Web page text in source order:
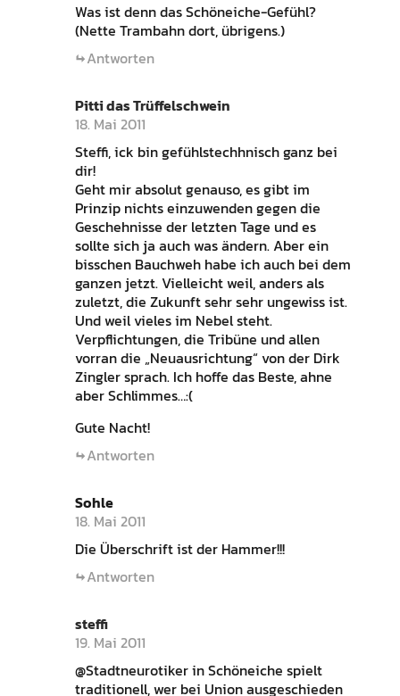
Was ist denn das Schöneiche-Gefühl?
(Nette Trambahn dort, übrigens.)
Antworten
Pitti das Trüffelschwein
18. Mai 2011
Steffi, ick bin gefühlstechhnisch ganz bei
dir!
Geht mir absolut genauso, es gibt im
Prinzip nichts einzuwenden gegen die
Geschehnisse der letzten Tage und es
sollte sich ja auch was ändern. Aber ein
bisschen Bauchweh habe ich auch bei dem
ganzen jetzt. Vielleicht weil, anders als
zuletzt, die Zukunft sehr sehr ungewiss ist.
Und weil vieles im Nebel steht.
Verpflichtungen, die Tribüne und allen
vorran die „Neuausrichtung“ von der Dirk
Zingler sprach. Ich hoffe das Beste, ahne
aber Schlimmes…:(
Gute Nacht!
Antworten
Sohle
18. Mai 2011
Die Überschrift ist der Hammer!!!
Antworten
steffi
19. Mai 2011
@Stadtneurotiker in Schöneiche spielt
traditionell, wer bei Union ausgeschieden